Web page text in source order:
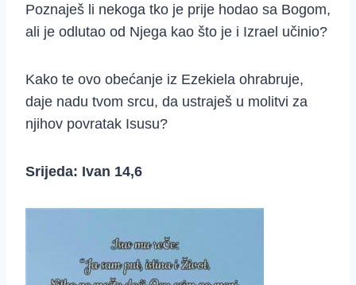
Poznaješ li nekoga tko je prije hodao sa Bogom,
ali je odlutao od Njega kao što je i Izrael učinio?
Kako te ovo obećanje iz Ezekiela ohrabruje,
daje nadu tvom srcu, da ustraješ u molitvi za
njihov povratak Isusu?
Srijeda: Ivan 14,6